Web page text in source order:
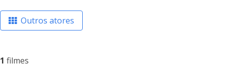
Outros atores
1 filmes